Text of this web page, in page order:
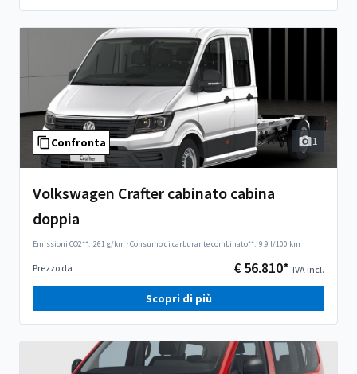
Confronta 1
Volkswagen Crafter cabinato cabina
doppia
Emissioni CO2**: 261 g/km ·Consumo di carburante combinato**: 9.9 l/100 km
Prezzo da € 56.810* IVA incl.
Scopri di più